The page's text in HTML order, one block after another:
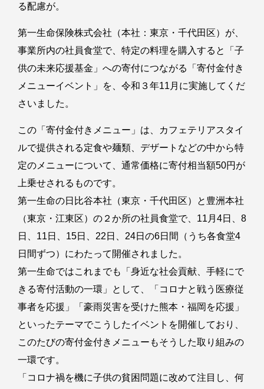
る配慮が。
第一生命保険株式会社（本社：東京・千代田区）が、
事業所内の社員食堂で、特定の料理を購入すると「子
供の未来応援基金」への寄付につながる「寄付金付き
メニューイベント」を、令和３年11月に実施してくだ
さいました。
この「寄付金付きメニュー」は、カフェテリアスタイ
ルで提供される定食や麺類、デザートなどの中から特
定のメニューについて、通常価格に寄付相当額50円が
上乗せされるものです。
第一生命の日比谷本社（東京・千代田区）と豊洲本社
（東京・江東区）の２か所の社員食堂で、11月4日、8
日、11日、15日、22日、24日の6日間（うち各食堂4
日間ずつ）にわたって開催されました。
第一生命ではこれまでも「身近な社会貢献、手軽にで
きる寄付活動の一環」として、「コロナと戦う医療従
事者を応援」「豪雨災害を受けた熊本・福岡を応援」
といったテーマでこうしたイベントを開催しており、
このたびの寄付金付きメニューもそうした取り組みの
一環です。
「コロナ禍を機に子供の貧困問題に改めて注目し、何